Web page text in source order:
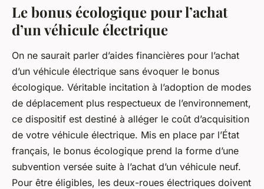
Le bonus écologique pour l’achat
d’un véhicule électrique
On ne saurait parler d’aides financières pour l’achat
d’un véhicule électrique sans évoquer le bonus
écologique. Véritable incitation à l’adoption de modes
de déplacement plus respectueux de l’environnement,
ce dispositif est destiné à alléger le coût d’acquisition
de votre véhicule électrique. Mis en place par l’État
français, le bonus écologique prend la forme d’une
subvention versée suite à l’achat d’un véhicule neuf.
Pour être éligibles, les deux-roues électriques doivent